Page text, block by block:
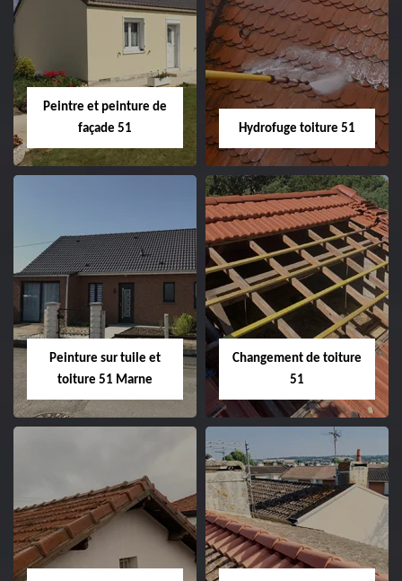
Peintre intérieur
Habillage planche
de rive 51
Peintre et peinture de
façade 51
Peintre et peinture
de façade 51
Hydrofuge toiture 51
Hydrofuge toiture
51
Peinture sur tuile et
toiture 51 Marne
Peinture sur tuile
et toiture 51
Marne
Changement de toiture
51
Changement de
toiture 51